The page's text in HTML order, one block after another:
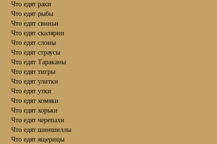
Что едят раки
Что едят рыбы
Что едят свиньи
Что едят скалярии
Что едят слоны
Что едят страусы
Что едят Тараканы
Что едят тигры
Что едят улитки
Что едят утки
Что едят хомяки
Что едят хорьки
Что едят черепахи
Что едят шиншиллы
Что едят ящерицы